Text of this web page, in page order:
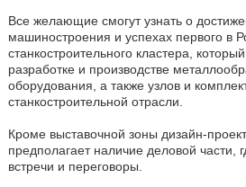
Все желающие смогут узнать о
машиностроения и успехах первого в
станкостроительного кластера,
разработке и производстве
оборудования, а также узлов и
станкостроительной отрасли.
Кроме выставочной зоны дизайн-
предполагает наличие деловой части,
встречи и переговоры.